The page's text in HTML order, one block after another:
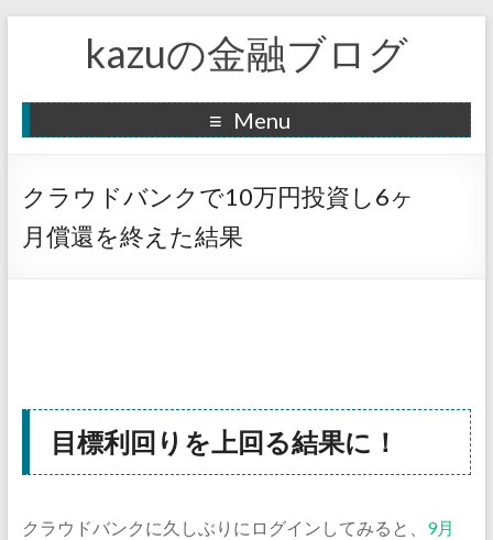
kazuの金融ブログ
Menu
クラウドバンクで10万円投資し6ヶ
月償還を終えた結果
目標利回りを上回る結果に！
クラウドバンクに久しぶりにログインしてみると、 9月